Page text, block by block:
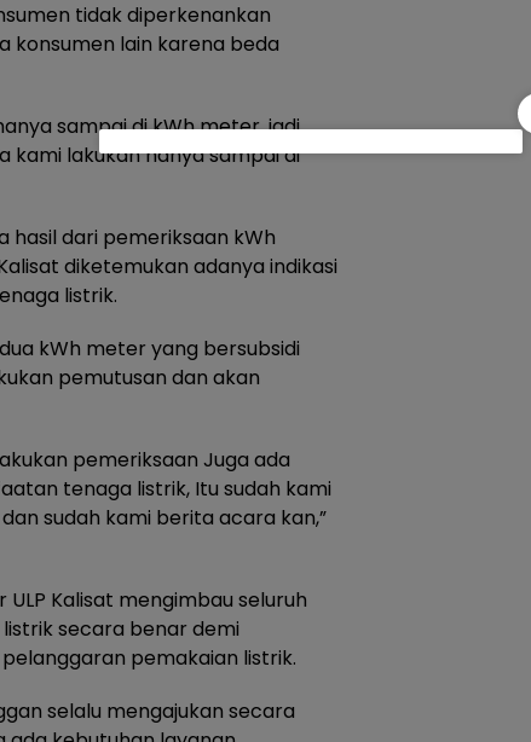
tidak diperkenankan
konsumen lain karena beda
sampai di kWh meter, jadi
lakukan hanya sampai di
hasil dari pemeriksaan kWh
diketemukan adanya indikasi
listrik.
kWh meter yang bersubsidi
pemutusan dan akan
pemeriksaan Juga ada
tenaga listrik, Itu sudah kami
sudah kami berita acara kan,”
Kalisat mengimbau seluruh
secara benar demi
pemakaian listrik.
selalu mengajukan secara